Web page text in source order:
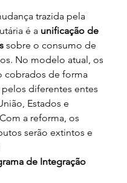
trazida pela
é a unificação de
sobre o consumo de
No modelo atual, os
cobrados de forma
diferentes entes
Estados e
a reforma, os
serão extintos e
de Integração